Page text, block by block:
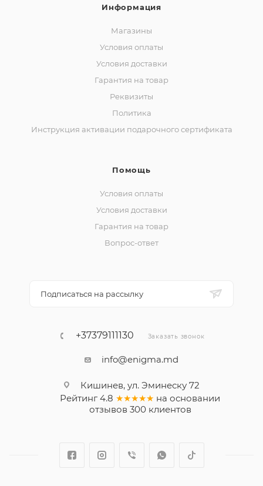
Информация
Магазины
Условия оплаты
Условия доставки
Гарантия на товар
Реквизиты
Политика
Инструкция активации подарочного сертификата
Помощь
Условия оплаты
Условия доставки
Гарантия на товар
Вопрос-ответ
Подписаться на рассылку
+37379111130 Заказать звонок
info@enigma.md
Кишинев, ул. Эминеску 72
Рейтинг 4.8 ★★★★★ на основании
отзывов 300клиентов